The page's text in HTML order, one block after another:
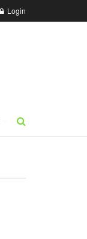
Login